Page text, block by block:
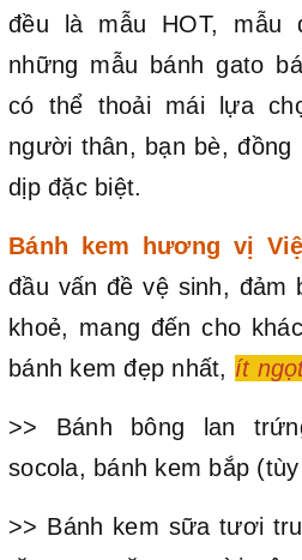
đều là mẫu HOT, mẫu
những mẫu bánh gato
có thể thoải mái lựa
người thân, bạn bè, đồng
dịp đặc biệt.
Bánh kem hương vị
đầu vấn đề vệ sinh, đảm
khoẻ, mang đến cho
bánh kem đẹp nhất, ít
>> Bánh bông lan
socola, bánh kem bắp
>> Bánh kem sữa tươi